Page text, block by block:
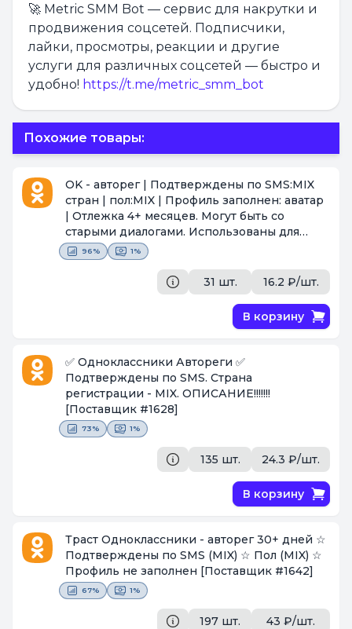
🚀 Metric SMM Bot — сервис для накрутки и
продвижения соцсетей. Подписчики,
лайки, просмотры, реакции и другие
услуги для различных соцсетей — быстро и
удобно! https://t.me/metric_smm_bot
Похожие товары:
OK - авторег | Подтверждены по SMS:MIX
стран | пол:MIX | Профиль заполнен: аватар
| Отлежка 4+ месяцев. Могут быть со
старыми диалогами. Использованы для
игры "целуй и знакомься"
96% 1%
31 шт. 16.2 ₽/шт.
В корзину
✅ Одноклассники Автореги ✅
Подтверждены по SMS. Страна
регистрации - MIX. ОПИСАНИЕ!!!!!!!
[Поставщик #1628]
73% 1%
135 шт. 24.3 ₽/шт.
В корзину
Траст Одноклассники - авторег 30+ дней ☆
Подтверждены по SMS (MIX) ☆ Пол (MIX) ☆
Профиль не заполнен [Поставщик #1642]
67% 1%
197 шт. 43 ₽/шт.